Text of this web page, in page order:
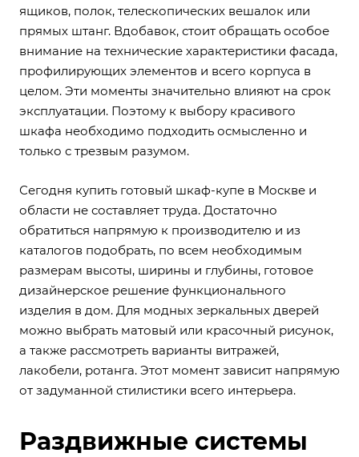
ящиков, полок, телескопических вешалок или
прямых штанг. Вдобавок, стоит обращать особое
внимание на технические характеристики фасада,
профилирующих элементов и всего корпуса в
целом. Эти моменты значительно влияют на срок
эксплуатации. Поэтому к выбору красивого
шкафа необходимо подходить осмысленно и
только с трезвым разумом.
Сегодня купить готовый шкаф-купе в Москве и
области не составляет труда. Достаточно
обратиться напрямую к производителю и из
каталогов подобрать, по всем необходимым
размерам высоты, ширины и глубины, готовое
дизайнерское решение функционального
изделия в дом. Для модных зеркальных дверей
можно выбрать матовый или красочный рисунок,
а также рассмотреть варианты витражей,
лакобели, ротанга. Этот момент зависит напрямую
от задуманной стилистики всего интерьера.
Раздвижные системы